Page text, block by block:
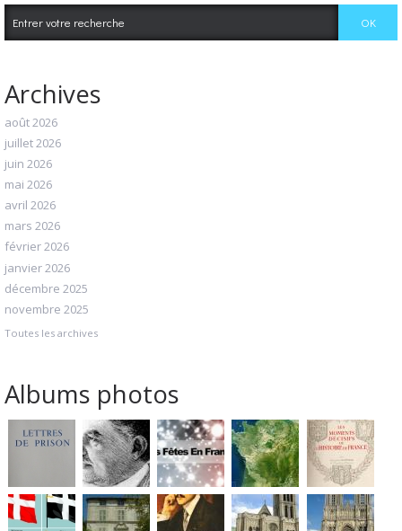
Archives
août 2026
juillet 2026
juin 2026
mai 2026
avril 2026
mars 2026
février 2026
janvier 2026
décembre 2025
novembre 2025
Toutes les archives
Albums photos